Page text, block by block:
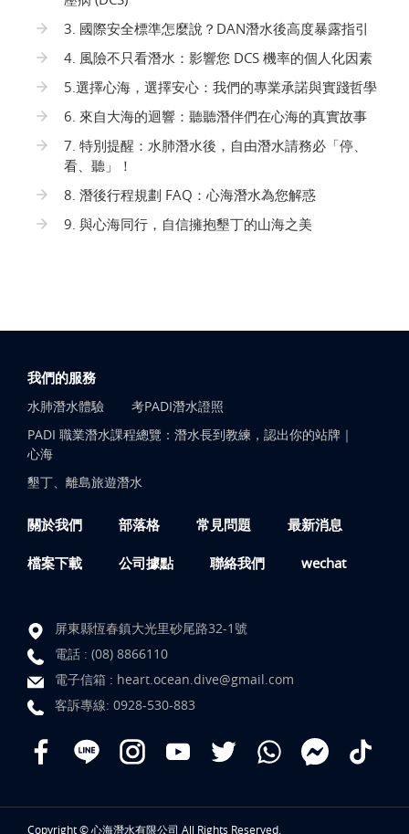
3. 國際安全標準怎麼說？DAN潛水後高度暴露指引
4. 風險不只看潛水：影響您 DCS 機率的個人化因素
5.選擇心海，選擇安心：我們的專業承諾與實踐哲學
6. 來自大海的迴響：聽聽潛伴們在心海的真實故事
7. 特別提醒：水肺潛水後，自由潛水請務必「停、
看、聽」！
8. 潛後行程規劃 FAQ：心海潛水為您解惑
9. 與心海同行，自信擁抱墾丁的山海之美
我們的服務
水肺潛水體驗
考PADI潛水證照
PADI 職業潛水課程總覽：潛水長到教練，認出你的站牌｜
心海
墾丁、離島旅遊潛水
關於我們 部落格 常見問題 最新消息
檔案下載 公司據點 聯絡我們 wechat
屏東縣恆春鎮大光里砂尾路32-1號
電話 : (08) 8866110
電子信箱 : heart.ocean.dive@gmail.com
客訴專線: 0928-530-883
Copyright © 心海潛水有限公司 All Rights Reserved.